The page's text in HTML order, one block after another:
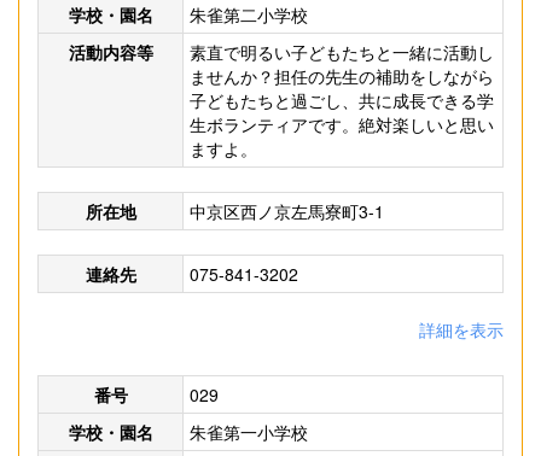
学校・園名
朱雀第二小学校
活動内容等
素直で明るい子どもたちと一緒に活動し
ませんか？担任の先生の補助をしながら
子どもたちと過ごし、共に成長できる学
生ボランティアです。絶対楽しいと思い
ますよ。
所在地 中京区西ノ京左馬寮町3-1
連絡先 075-841-3202
詳細を表示
番号
029
学校・園名
朱雀第一小学校